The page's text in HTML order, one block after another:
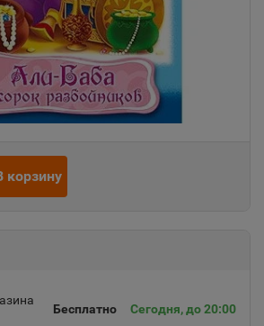
корзину
Бесплатно Сегодня, до 20:00